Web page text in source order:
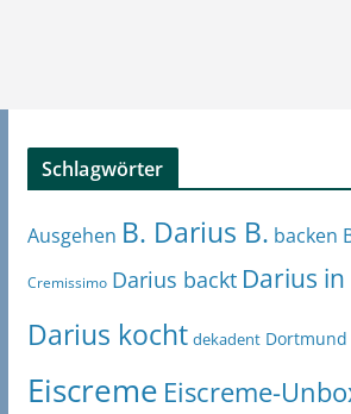
Schlagwörter
Ausgehen B. Darius B. backen
Cremissimo Darius backt Darius
Darius kocht dekadent Dortmund
Eiscreme Eiscreme-